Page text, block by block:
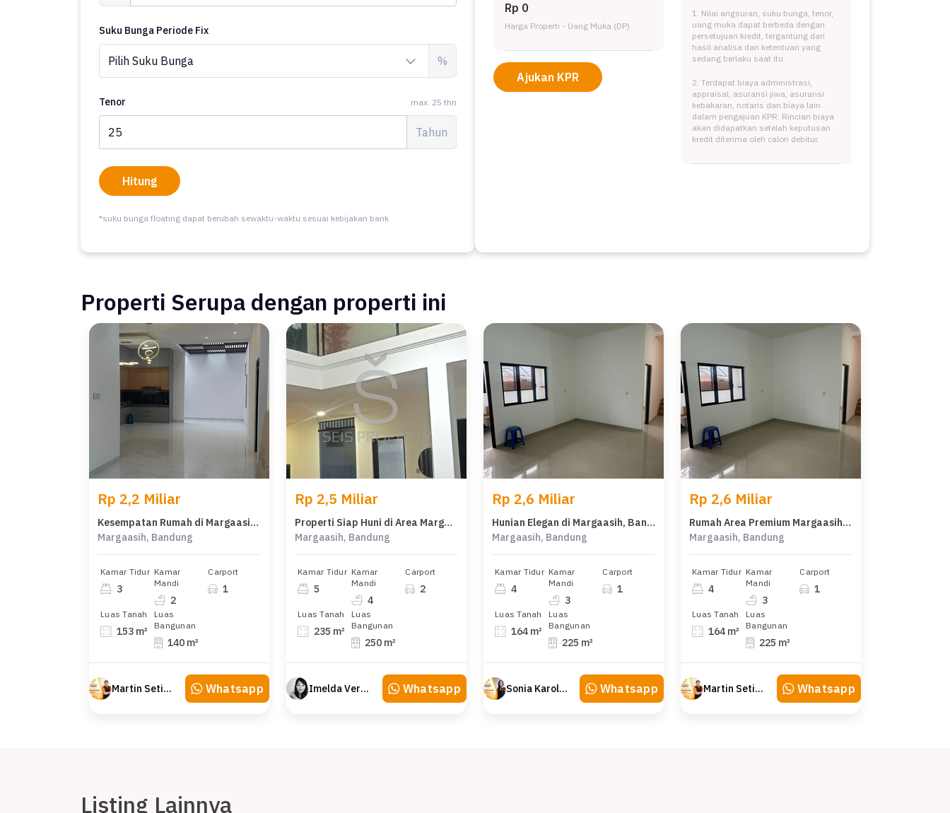
Suku Bunga Periode Fix
%
Tenor max. 25 thn
Tahun
Hitung
*suku bunga floating dapat berubah sewaktu-waktu sesuai kebijakan bank
Rp 0
Harga Properti - Uang Muka (DP)
Ajukan KPR
1. Nilai angsuran, suku bunga, tenor,
uang muka dapat berbeda dengan
persetujuan kredit, tergantung dari
hasil analisa dan ketentuan yang
sedang berlaku saat itu.
2. Terdapat biaya administrasi,
appraisal, asuransi jiwa, asuransi
kebakaran, notaris dan biaya lain
dalam pengajuan KPR. Rincian biaya
akan didapatkan setelah keputusan
kredit diterima oleh calon debitur.
Properti Serupa dengan properti ini
Rp 2,2 Miliar
Kesempatan Rumah di Margaasih, Bandung, LB 140m², Harga 2,2 Miliar
Margaasih, Bandung
Kamar Tidur
3
Kamar
Mandi
2
Carport
1
Luas Tanah
153 m²
Luas
Bangunan
140 m²
Martin Setiawan Tjandra Whatsapp
Rp 2,5 Miliar
Properti Siap Huni di Area Margaasih, Bandung, LT 235m²
Margaasih, Bandung
Kamar Tidur
5
Kamar
Mandi
4
Carport
2
Luas Tanah
235 m²
Luas
Bangunan
250 m²
Imelda Veranika Whatsapp
Rp 2,6 Miliar
Hunian Elegan di Margaasih, Bandung, 4 Kamar Tidur, LT 164m²
Margaasih, Bandung
Kamar Tidur
4
Kamar
Mandi
3
Carport
1
Luas Tanah
164 m²
Luas
Bangunan
225 m²
Sonia Karolina Whatsapp
Rp 2,6 Miliar
Rumah Area Premium Margaasih, Bandung - Harga Terbaik 2,6 Miliar
Margaasih, Bandung
Kamar Tidur
4
Kamar
Mandi
3
Carport
1
Luas Tanah
164 m²
Luas
Bangunan
225 m²
Martin Setiawan Tjandra Whatsapp
Listing Lainnya